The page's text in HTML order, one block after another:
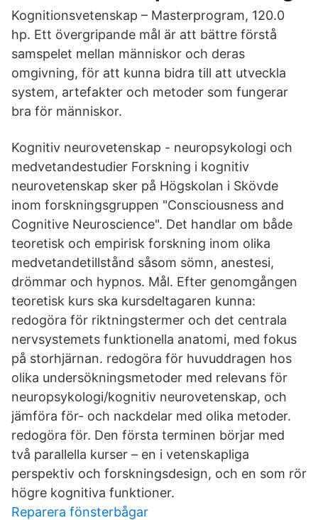
Kognitionsvetenskap – Masterprogram, 120.0
hp. Ett övergripande mål är att bättre förstå
samspelet mellan människor och deras
omgivning, för att kunna bidra till att utveckla
system, artefakter och metoder som fungerar
bra för människor.
Kognitiv neurovetenskap - neuropsykologi och
medvetandestudier Forskning i kognitiv
neurovetenskap sker på Högskolan i Skövde
inom forskningsgruppen "Consciousness and
Cognitive Neuroscience". Det handlar om både
teoretisk och empirisk forskning inom olika
medvetandetillstånd såsom sömn, anestesi,
drömmar och hypnos. Mål. Efter genomgången
teoretisk kurs ska kursdeltagaren kunna:
redogöra för riktningstermer och det centrala
nervsystemets funktionella anatomi, med fokus
på storhjärnan. redogöra för huvuddragen hos
olika undersökningsmetoder med relevans för
neuropsykologi/kognitiv neurovetenskap, och
jämföra för- och nackdelar med olika metoder.
redogöra för. Den första terminen börjar med
två parallella kurser – en i vetenskapliga
perspektiv och forskningsdesign, och en som rör
högre kognitiva funktioner.
Reparera fönsterbågar